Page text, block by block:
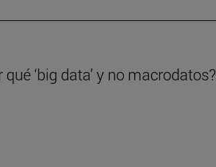
‘big data’ y no macrodatos?